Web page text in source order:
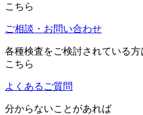
こちら
ご相談・お問い合わせ
各種検査をご検討されている方
こちら
よくあるご質問
分からないことがあれば